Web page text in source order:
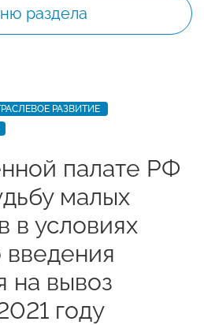
раздела
РАЗВИТИЕ
палате РФ
малых
в условиях
на вывоз
году